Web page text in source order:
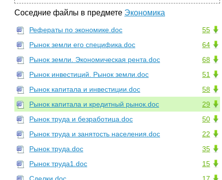
Соседние файлы в предмете Экономика
55
Рефераты по экономике.doc
64
Рынок земли его специфика.doc
68
Рынок земли. Экономическая рента.doc
51
Рынок инвестиций. Рынок земли.doc
58
Рынок капитала и инвестиции.doc
29
Рынок капитала и кредитный рынок.doc
50
Рынок труда и безработица.doc
22
Рынок труда и занятость населения.doc
35
Рынок труда.doc
15
Рынок труда1.doc